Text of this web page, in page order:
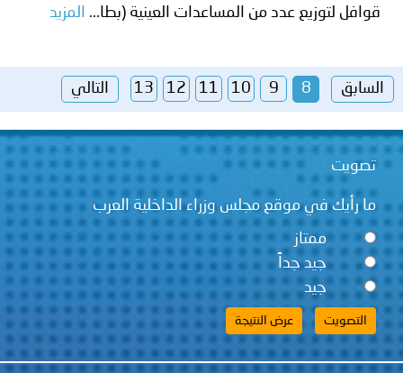
قوافل لتوزيع عدد من المساعدات العينية (بطا...
المزيد
السابق 8
9
10
11
12
13 التالي
تصويت
ما رأيك في موقع مجلس وزراء الداخلية العرب
ممتاز
جيد جداً
جيد